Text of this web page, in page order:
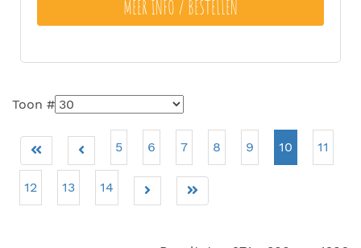
MEER INFO / BESTELLEN
Toon #
5 6 7 8 9 10 11
12 13 14